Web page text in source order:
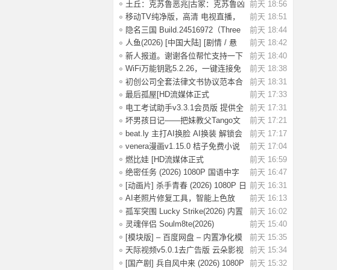
1080P 内 前天 18:56
土丘：克苏鲁恶兆|古冢：克苏鲁凶
兆 Build.
前天 18:51
移动TV纯净版，高清 电视直播，
极速版！
前天 18:44
隐名三国 Build.24516972（Three
Kingdoms
前天 18:42
人鱼(2026) [中国大陆] [剧情 / 悬
疑] 汉语
前天 18:40
新人报道。谢谢各位帮忙支持一下
前天 18:38
WiFi万能钥匙5.2.26，一键连接免
费WiFi，解
前天 18:31
初创公司全套法律文书协议范本合
同模板合集
前天 17:33
最后孤屋[HD流媒体正式
版]The.Last.House.2
前天 17:31
电工考试助手v3.3.1会员版 提供全
面的学习
前天 17:21
坏男孩日记——把妹教父Tango文
集.pdf，当
前天 17:17
beat.ly 主打AI换脸 AI换装 解锁会
员版
前天 17:04
venera漫画v1.15.0 桔子免费小说
v1.1.8书
前天 16:59
燃比娃 [HD流媒体正式
版]A.Story.About.Fir
前天 16:47
绝密任务 (2026) 1080P 国语中字
[0.8G]
前天 16:31
[动画片] 杀手青春 (2026) 1080P 日
语中字
前天 16:13
AI老照片修复工具，智能上色放
大，一键还原
前天 16:02
孤军突围 Lucky Strike(2026) 内置
简英 4K
前天 15:40
灵魂伴侣 Soulm8te(2026)
【4K.DV.HDR】【
前天 15:35
[模块版] – 百度网盘 – 内置净化模
块 –
前天 15:34
天际视频v5.0.1去广告版 云朵影视
v1.9.0去
前天 15:32
[国产剧] 兵自风中来 (2026) 1080P